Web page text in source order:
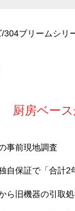
304ブリームシリ
厨房ベー
事前現地調査
自保証で「合計2
ら旧機器の引取